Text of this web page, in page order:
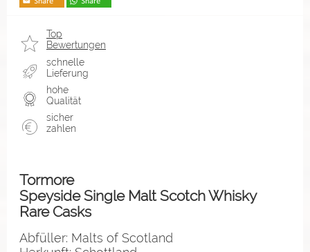
Top
Bewertungen
schnelle
Lieferung
hohe
Qualität
sicher
zahlen
Tormore
Speyside Single Malt Scotch Whisky
Rare Casks
Abfüller: Malts of Scotland